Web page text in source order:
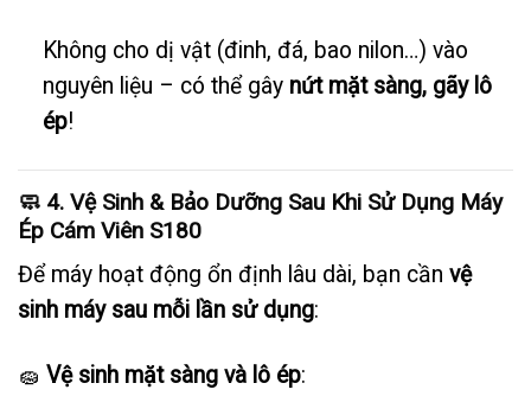
Không cho dị vật (đinh, đá, bao nilon…) vào
nguyên liệu – có thể gây nứt mặt sàng, gãy lô
ép!
🧼 4. Vệ Sinh & Bảo Dưỡng Sau Khi Sử Dụng Máy
Ép Cám Viên S180
Để máy hoạt động ổn định lâu dài, bạn cần vệ
sinh máy sau mỗi lần sử dụng:
🧽 Vệ sinh mặt sàng và lô ép: